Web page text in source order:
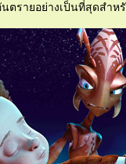
รายอย่างเป็นที่สุดสำ